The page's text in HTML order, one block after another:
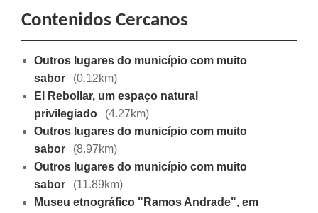
Contenidos Cercanos
Outros lugares do município com muito
sabor
(0.12km)
El Rebollar, um espaço natural
privilegiado
(4.27km)
Outros lugares do município com muito
sabor
(8.97km)
Outros lugares do município com muito
sabor
(11.89km)
Museu etnográfico "Ramos Andrade", em